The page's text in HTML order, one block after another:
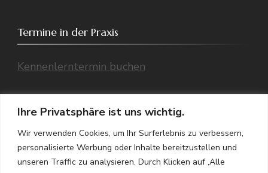
Ihre Privatsphäre ist uns wichtig.
Wir verwenden Cookies, um Ihr Surferlebnis zu verbessern,
personalisierte Werbung oder Inhalte bereitzustellen und
unseren Traffic zu analysieren. Durch Klicken auf ‚Alle
Termine in der Praxis
Kennenlerntermin buchen
Übersicht aller Termine (Telefon/ Praxis,
Video)